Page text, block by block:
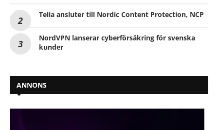
Telia ansluter till Nordic Content Protection, NCP
NordVPN lanserar cyberförsäkring för svenska
kunder
ANNONS